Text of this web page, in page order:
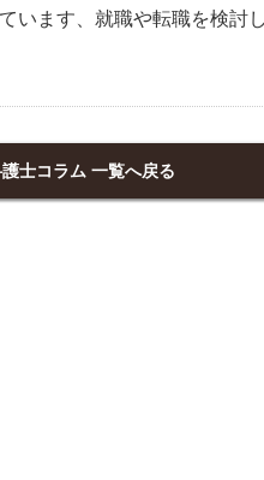
います、就職や転職を検討
士コラム 一覧へ戻る